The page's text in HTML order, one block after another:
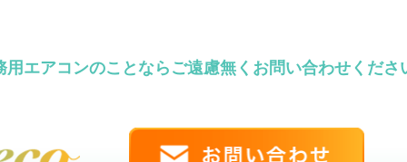
用エアコンのことならご遠慮無くお問い合わせくださ